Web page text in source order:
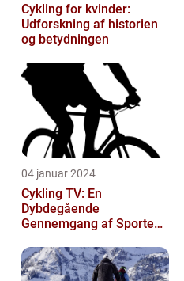
Cykling for kvinder:
Udforskning af historien
og betydningen
04 januar 2024
Cykling TV: En
Dybdegående
Gennemgang af Sportens